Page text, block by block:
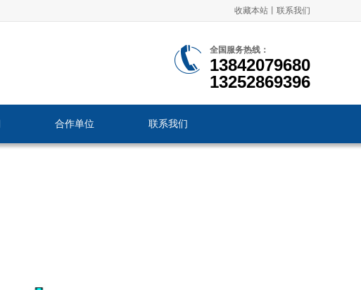
收藏本站 联系我们
全国服务热线：
13842079680
13252869396
合作单位 联系我们